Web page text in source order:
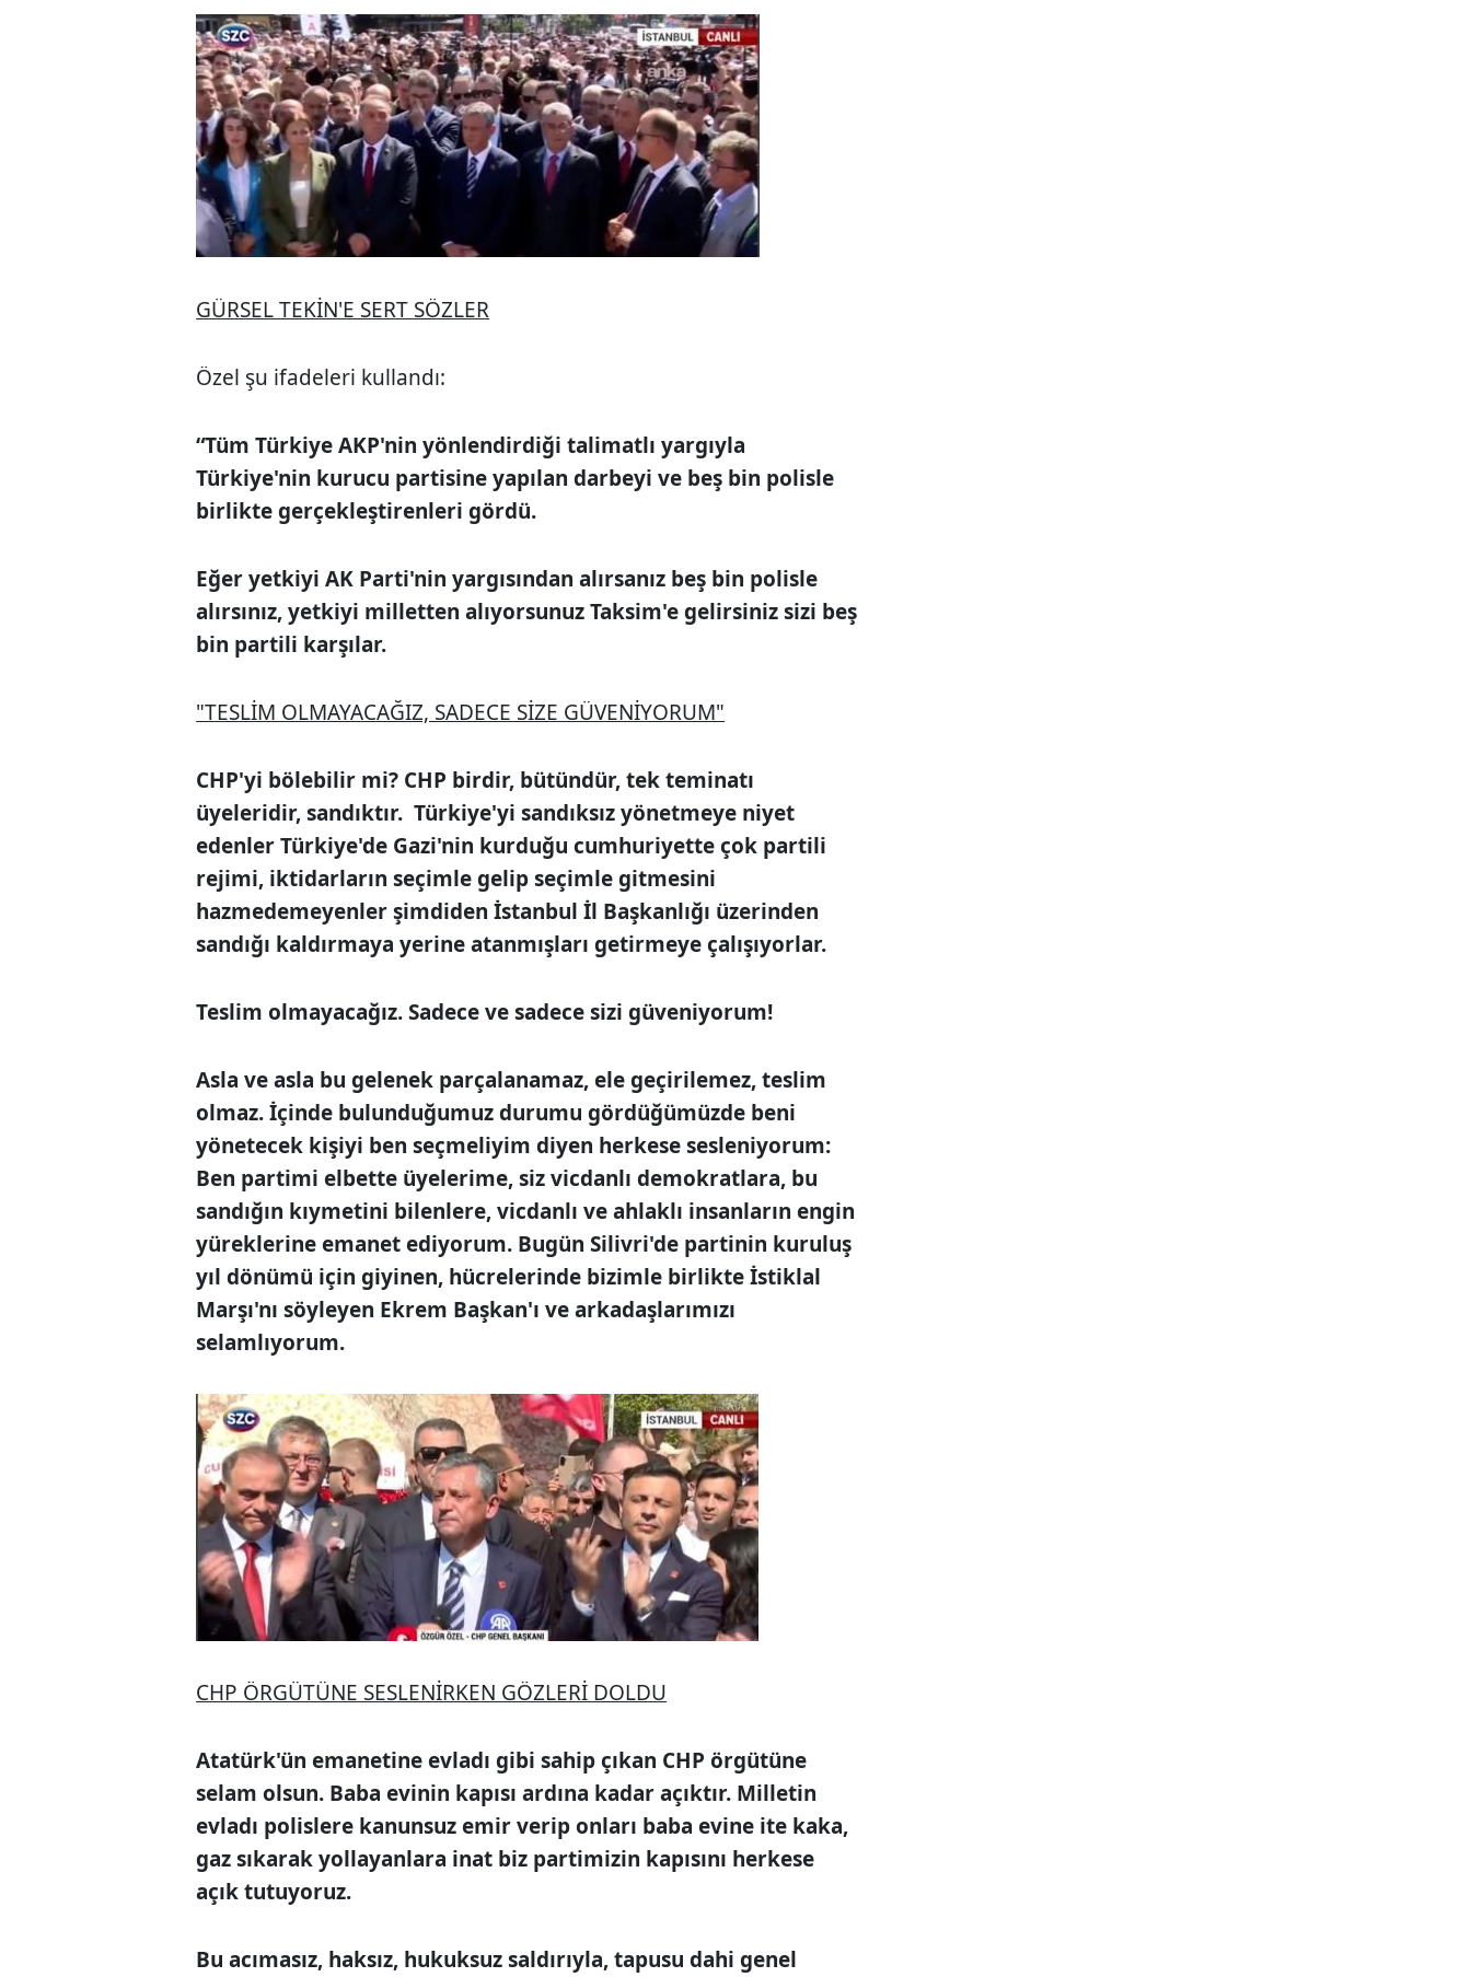
GÜRSEL TEKİN'E SERT SÖZLER
Özel şu ifadeleri kullandı:
“Tüm Türkiye AKP'nin yönlendirdiği talimatlı yargıyla
Türkiye'nin kurucu partisine yapılan darbeyi ve beş bin polisle
birlikte gerçekleştirenleri gördü.
Eğer yetkiyi AK Parti'nin yargısından alırsanız beş bin polisle
alırsınız, yetkiyi milletten alıyorsunuz Taksim'e gelirsiniz sizi beş
bin partili karşılar.
"TESLİM OLMAYACAĞIZ, SADECE SİZE GÜVENİYORUM"
CHP'yi bölebilir mi? CHP birdir, bütündür, tek teminatı
üyeleridir, sandıktır. Türkiye'yi sandıksız yönetmeye niyet
edenler Türkiye'de Gazi'nin kurduğu cumhuriyette çok partili
rejimi, iktidarların seçimle gelip seçimle gitmesini
hazmedemeyenler şimdiden İstanbul İl Başkanlığı üzerinden
sandığı kaldırmaya yerine atanmışları getirmeye çalışıyorlar.
Teslim olmayacağız. Sadece ve sadece sizi güveniyorum!
Asla ve asla bu gelenek parçalanamaz, ele geçirilemez, teslim
olmaz. İçinde bulunduğumuz durumu gördüğümüzde beni
yönetecek kişiyi ben seçmeliyim diyen herkese sesleniyorum:
Ben partimi elbette üyelerime, siz vicdanlı demokratlara, bu
sandığın kıymetini bilenlere, vicdanlı ve ahlaklı insanların engin
yüreklerine emanet ediyorum. Bugün Silivri'de partinin kuruluş
yıl dönümü için giyinen, hücrelerinde bizimle birlikte İstiklal
Marşı'nı söyleyen Ekrem Başkan'ı ve arkadaşlarımızı
selamlıyorum.
CHP ÖRGÜTÜNE SESLENİRKEN GÖZLERİ DOLDU
Atatürk'ün emanetine evladı gibi sahip çıkan CHP örgütüne
selam olsun. Baba evinin kapısı ardına kadar açıktır. Milletin
evladı polislere kanunsuz emir verip onları baba evine ite kaka,
gaz sıkarak yollayanlara inat biz partimizin kapısını herkese
açık tutuyoruz.
Bu acımasız, haksız, hukuksuz saldırıyla, tapusu dahi genel